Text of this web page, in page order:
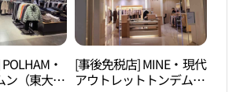
・
ン（東大
[事後免税店] MINE・現代
アウトレットトンデムン